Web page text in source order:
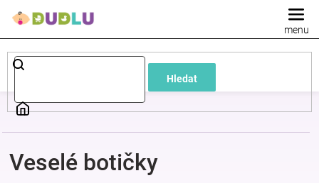
Hledat
Dětské
a
kojenecké
oblečení
Veselé botičky